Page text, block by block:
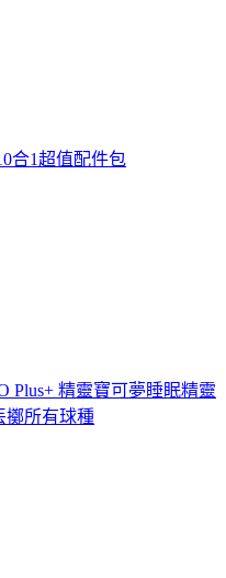
合1超值配件包
Plus+ 精靈寶可夢睡眠精靈
擲所有球種